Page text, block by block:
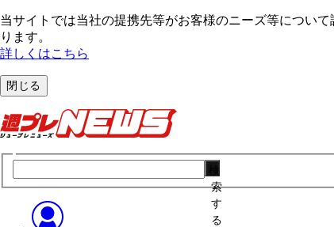
当サイトでは当社の提携先等がお客様のニーズ等につい
ります。
詳しくはこちら
閉じる
索
す
る